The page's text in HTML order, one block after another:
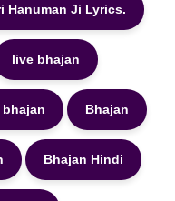
Hanuman Ji Lyrics.
live bhajan
Bhajan
Bhajan Hindi